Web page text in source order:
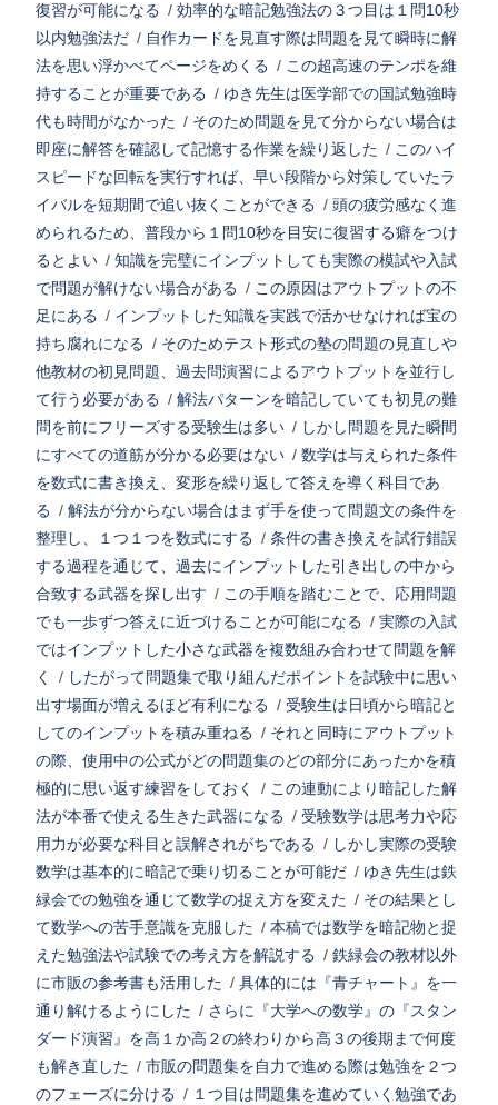
復習が可能になる / 効率的な暗記勉強法の３つ目は１問10秒
以内勉強法だ / 自作カードを見直す際は問題を見て瞬時に解
法を思い浮かべてページをめくる / この超高速のテンポを維
持することが重要である / ゆき先生は医学部での国試勉強時
代も時間がなかった / そのため問題を見て分からない場合は
即座に解答を確認して記憶する作業を繰り返した / このハイ
スピードな回転を実行すれば、早い段階から対策していたラ
イバルを短期間で追い抜くことができる / 頭の疲労感なく進
められるため、普段から１問10秒を目安に復習する癖をつけ
るとよい / 知識を完璧にインプットしても実際の模試や入試
で問題が解けない場合がある / この原因はアウトプットの不
足にある / インプットした知識を実践で活かせなければ宝の
持ち腐れになる / そのためテスト形式の塾の問題の見直しや
他教材の初見問題、過去問演習によるアウトプットを並行し
て行う必要がある / 解法パターンを暗記していても初見の難
問を前にフリーズする受験生は多い / しかし問題を見た瞬間
にすべての道筋が分かる必要はない / 数学は与えられた条件
を数式に書き換え、変形を繰り返して答えを導く科目であ
る / 解法が分からない場合はまず手を使って問題文の条件を
整理し、１つ１つを数式にする / 条件の書き換えを試行錯誤
する過程を通じて、過去にインプットした引き出しの中から
合致する武器を探し出す / この手順を踏むことで、応用問題
でも一歩ずつ答えに近づけることが可能になる / 実際の入試
ではインプットした小さな武器を複数組み合わせて問題を解
く
/ したがって問題集で取り組んだポイントを試験中に思い
出す場面が増えるほど有利になる / 受験生は日頃から暗記と
してのインプットを積み重ねる / それと同時にアウトプット
の際、使用中の公式がどの問題集のどの部分にあったかを積
極的に思い返す練習をしておく
/ この連動により暗記した解
法が本番で使える生きた武器になる / 受験数学は思考力や応
用力が必要な科目と誤解されがちである / しかし実際の受験
数学は基本的に暗記で乗り切ることが可能だ / ゆき先生は鉄
緑会での勉強を通じて数学の捉え方を変えた / その結果とし
て数学への苦手意識を克服した / 本稿では数学を暗記物と捉
えた勉強法や試験での考え方を解説する / 鉄緑会の教材以外
に市販の参考書も活用した / 具体的には『青チャート』を一
通り解けるようにした / さらに『大学への数学』の『スタン
ダード演習』を高１か高２の終わりから高３の後期まで何度
も解き直した / 市販の問題集を自力で進める際は勉強を２つ
のフェーズに分ける / １つ目は問題集を進めていく勉強であ